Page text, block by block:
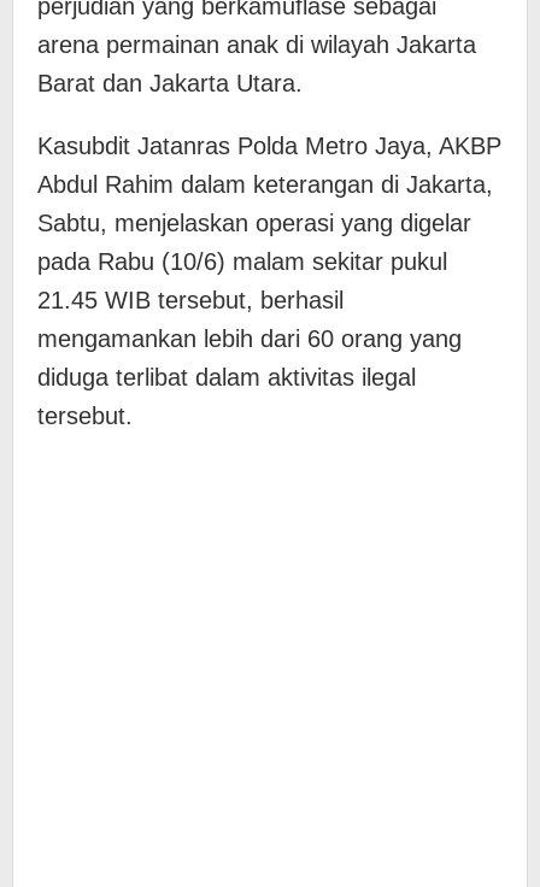
perjudian yang berkamuflase sebagai
arena permainan anak di wilayah Jakarta
Barat dan Jakarta Utara.
Kasubdit Jatanras Polda Metro Jaya, AKBP
Abdul Rahim​ dalam keterangan di Jakarta,
Sabtu, menjelaskan operasi yang digelar
pada Rabu (10/6) malam sekitar pukul
21.45 WIB tersebut, berhasil
mengamankan lebih dari 60 orang yang
diduga terlibat dalam aktivitas ilegal
tersebut.